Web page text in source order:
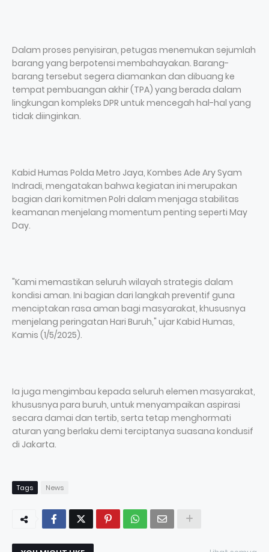
Dalam proses penyisiran, petugas menemukan sejumlah
barang yang berpotensi membahayakan. Barang-
barang tersebut segera diamankan dan dibuang ke
tempat pembuangan akhir (TPA) yang berada dalam
lingkungan kompleks DPR untuk mencegah hal-hal yang
tidak diinginkan.
Kabid Humas Polda Metro Jaya, Kombes Ade Ary Syam
Indradi, mengatakan bahwa kegiatan ini merupakan
bagian dari komitmen Polri dalam menjaga stabilitas
keamanan menjelang momentum penting seperti May
Day.
"Kami memastikan seluruh wilayah strategis dalam
kondisi aman. Ini bagian dari langkah preventif guna
menciptakan rasa aman bagi masyarakat, khususnya
menjelang peringatan Hari Buruh," ujar Kabid Humas,
Kamis (1/5/2025).
Ia juga mengimbau kepada seluruh elemen masyarakat,
khususnya para buruh, untuk menyampaikan aspirasi
secara damai dan tertib, serta tetap menghormati
aturan yang berlaku demi terciptanya suasana kondusif
di Jakarta.
Tags News